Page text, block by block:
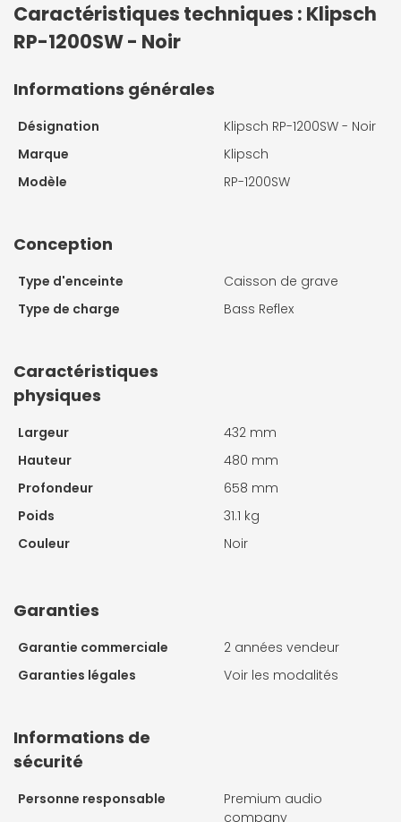
Caractéristiques techniques : Klipsch
RP-1200SW - Noir
Informations générales
Désignation
Klipsch RP-1200SW - Noir
Marque
Klipsch
Modèle
RP-1200SW
Conception
Type d'enceinte
Caisson de grave
Type de charge
Bass Reflex
Caractéristiques
physiques
Largeur
432 mm
Hauteur
480 mm
Profondeur
658 mm
Poids
31.1 kg
Couleur
Noir
Garanties
Garantie commerciale
2 années vendeur
Garanties légales
Voir les modalités
Informations de
sécurité
Personne responsable
Premium audio
company